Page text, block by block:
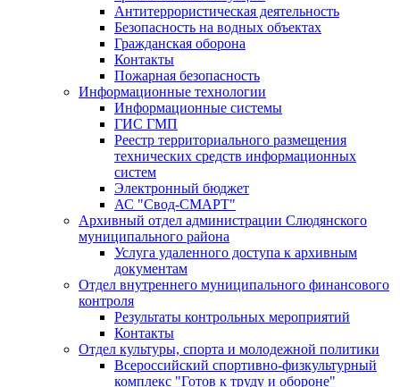
Антитеррористическая деятельность
Безопасность на водных объектах
Гражданская оборона
Контакты
Пожарная безопасность
Информационные технологии
Информационные системы
ГИС ГМП
Реестр территориального размещения
технических средств информационных
систем
Электронный бюджет
АС "Свод-СМАРТ"
Архивный отдел администрации Слюдянского
муниципального района
Услуга удаленного доступа к архивным
документам
Отдел внутреннего муниципального финансового
контроля
Результаты контрольных мероприятий
Контакты
Отдел культуры, спорта и молодежной политики
Всероссийский спортивно-физкультурный
комплекс "Готов к труду и обороне"